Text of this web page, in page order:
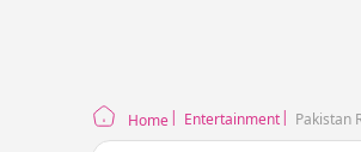
Home Entertainment Pakistan